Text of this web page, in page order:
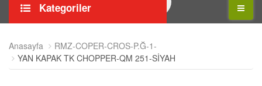
Kategoriler
Anasayfa
RMZ-COPER-CROS-P.Ğ-1-
YAN KAPAK TK CHOPPER-QM 251-SİYAH